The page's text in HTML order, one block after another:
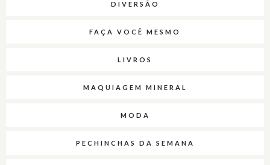
DIVERSÃO
FAÇA VOCÊ MESMO
LIVROS
MAQUIAGEM MINERAL
MODA
PECHINCHAS DA SEMANA